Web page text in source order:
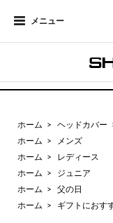
メニュー
ホーム > ヘッドカバー
ホーム
>
メンズ
ホーム
>
レディース
ホーム
>
ジュニア
ホーム
>
父の日
ホーム
> ギフトにおす